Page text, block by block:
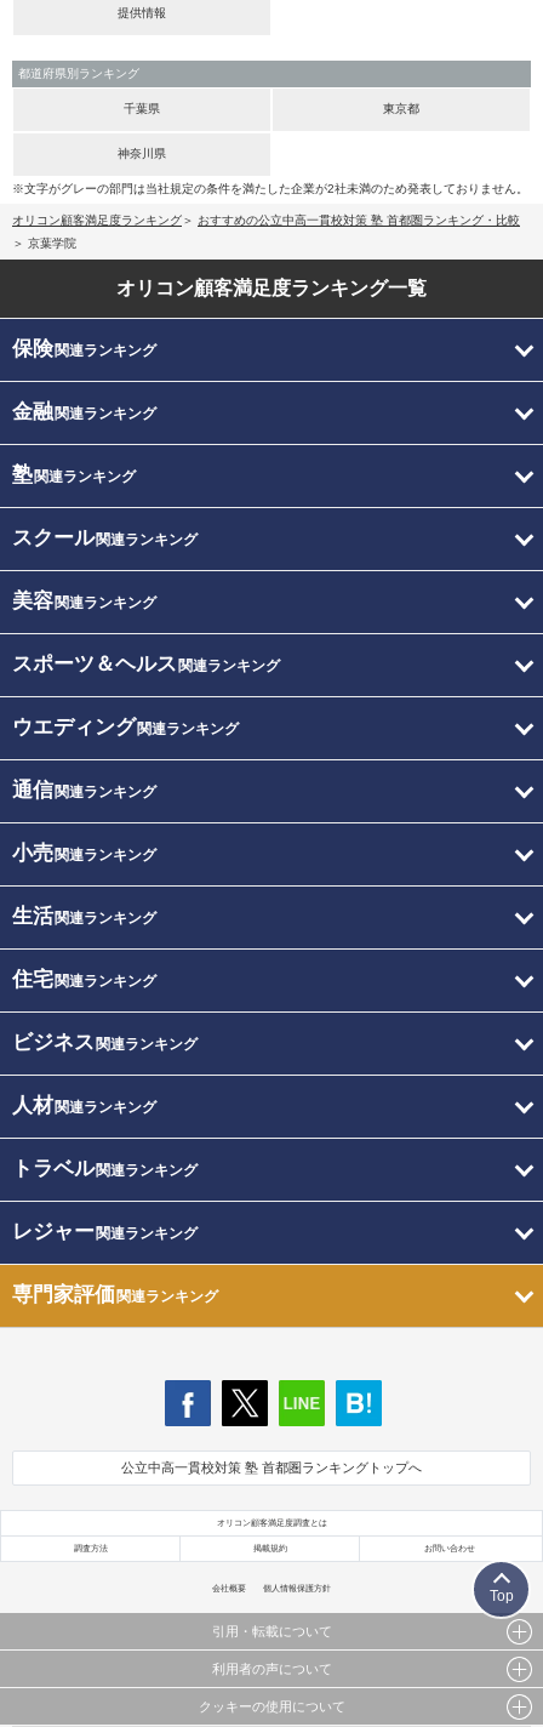
提供情報
都道府県別ランキング
千葉県 東京都
神奈川県
※文字がグレーの部門は当社規定の条件を満たした企業が2社未満のため発表しておりません。
オリコン顧客満足度ランキング
おすすめの公立中高一貫校対策 塾 首都圏ランキング・比較
京葉学院
オリコン顧客満足度ランキング一覧
保険関連ランキング
金融関連ランキング
塾関連ランキング
スクール関連ランキング
美容関連ランキング
スポーツ＆ヘルス 関連ランキング
ウエディング関連ランキング
通信関連ランキング
小売関連ランキング
生活関連ランキング
住宅関連ランキング
ビジネス 関連ランキング
人材関連ランキング
トラベル関連ランキング
レジャー関連ランキング
専門家評価関連ランキング
公立中高一貫校対策 塾 首都圏ランキングトップへ
オリコン顧客満足度調査とは
調査方法 掲載規約 お問い合わせ
会社概要 個人情報保護方針
引用・転載について
当サイトで公開されている情報（文字、写真、イラスト、画像データ等）及びこれらの配置・
これらの情報を権利者の許可なく無断転載・複製などの二次利用を行うことは固く禁じており
利用者の声について
当サイトに掲載している内容はすべてサービスの利用者が提出された見解・感想です。
クッキーの使用について
Top